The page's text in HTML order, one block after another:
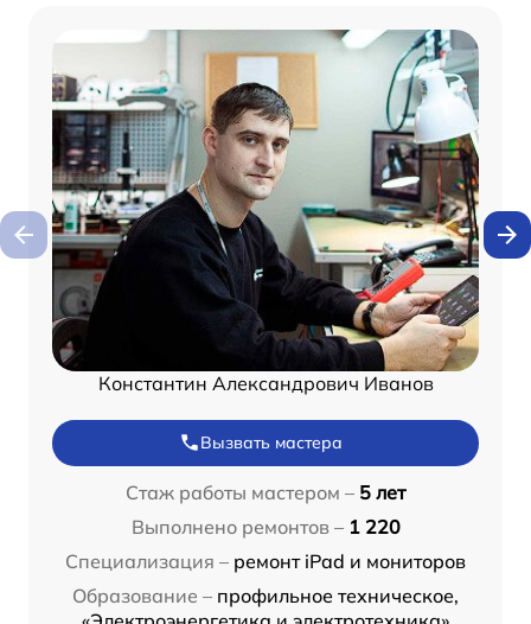
Константин Александрович Иванов
Вызвать мастера
Стаж работы мастером – 5 лет
Выполнено ремонтов – 1 220
Специализация – ремонт iPad и мониторов
Образование – профильное техническое,